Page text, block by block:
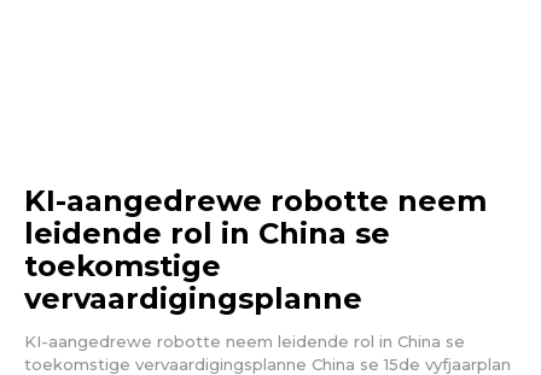
KI-aangedrewe robotte neem
leidende rol in China se
toekomstige
vervaardigingsplanne
KI-aangedrewe robotte neem leidende rol in China se
toekomstige vervaardigingsplanne China se 15de vyfjaarplan